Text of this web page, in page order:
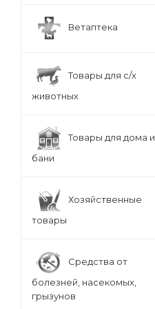
Ветаптека
Товары для с/х
животных
Товары для дома и
бани
Хозяйственные
товары
Средства от
болезней, насекомых,
грызунов